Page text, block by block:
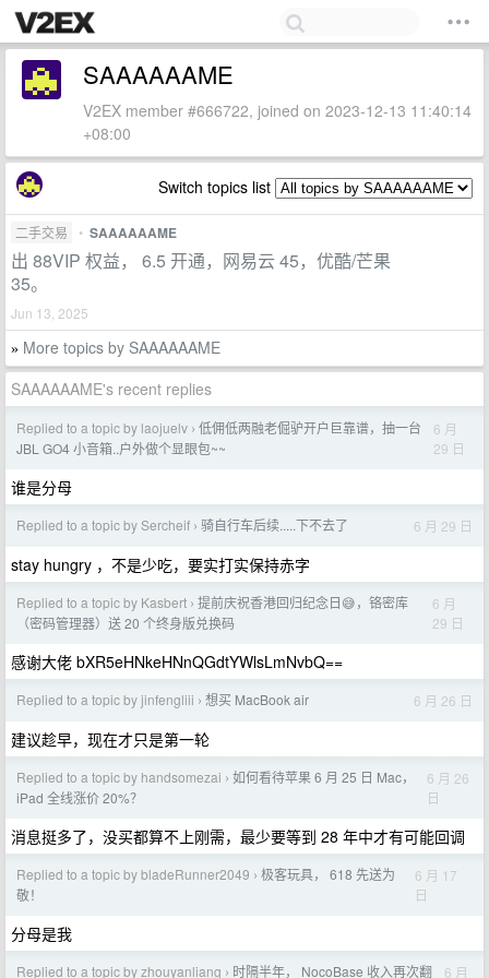
SAAAAAAME
V2EX member #666722, joined on 2023-12-13 11:40:14
+08:00
Switch topics list
二手交易 • SAAAAAAME
出 88VIP 权益， 6.5 开通，网易云 45，优酷/芒果
35。
Jun 13, 2025
» More topics by SAAAAAAME
SAAAAAAME's recent replies
Replied to a topic by laojuelv › 低佣低两融老倔驴开户巨靠谱，抽一台
JBL GO4 小音箱..户外做个显眼包~~
6 月
29 日
谁是分母
Replied to a topic by Sercheif › 骑自行车后续.....下不去了 6 月 29 日
stay hungry ，不是少吃，要实打实保持赤字
Replied to a topic by Kasbert › 提前庆祝香港回归纪念日😅，铬密库
（密码管理器）送 20 个终身版兑换码
6 月
29 日
感谢大佬 bXR5eHNkeHNnQGdtYWlsLmNvbQ==
Replied to a topic by jinfengliii › 想买 MacBook air 6 月 26 日
建议趁早，现在才只是第一轮
Replied to a topic by handsomezai › 如何看待苹果 6 月 25 日 Mac，
iPad 全线涨价 20%？
6 月 26
日
消息挺多了，没买都算不上刚需，最少要等到 28 年中才有可能回调
Replied to a topic by bladeRunner2049 › 极客玩具， 618 先送为
敬！
6 月 17
日
分母是我
Replied to a topic by zhouyanliang › 时隔半年， NocoBase 收入再次翻 6 月